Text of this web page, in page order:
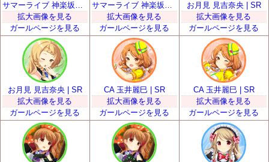
拡大画像を見る
ガールページを見る
拡大画像を見る
ガールページを見る
お月見 見吉奈央 | SR
拡大画像を見る
ガールページを見る
お月見 見吉奈央 | SR
拡大画像を見る
ガールページを見る
CA 玉井麗巳 | SR
拡大画像を見る
ガールページを見る
CA 玉井麗巳 | SR
拡大画像を見る
ガールページを見る